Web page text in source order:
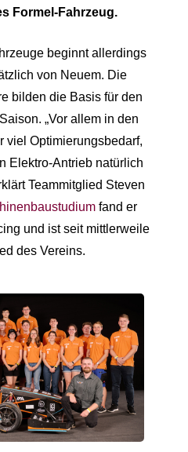
Formel-Fahrzeug.
beginnt allerdings
von Neuem. Die
bilden die Basis für den
„Vor allem in den
viel Optimierungsbedarf,
Elektro-Antrieb natürlich
Teammitglied Steven
fand er
und ist seit mittlerweile
des Vereins.